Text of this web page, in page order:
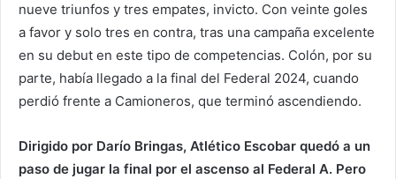
nueve triunfos y tres empates, invicto. Con veinte goles
a favor y solo tres en contra, tras una campaña excelente
en su debut en este tipo de competencias. Colón, por su
parte, había llegado a la final del Federal 2024, cuando
perdió frente a Camioneros, que terminó ascendiendo.
Dirigido por Darío Bringas, Atlético Escobar quedó a un
paso de jugar la final por el ascenso al Federal A. Pero